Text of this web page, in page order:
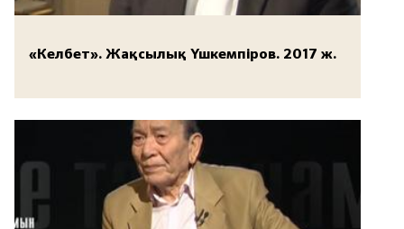
«Келбет». Жақсылық Үшкемпіров. 2017 ж.